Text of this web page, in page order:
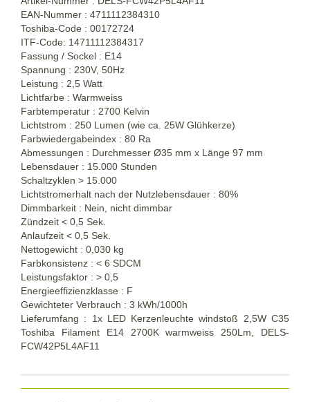
EAN-Nummer : 4711112384310
Toshiba-Code : 00172724
ITF-Code: 14711112384317
Fassung / Sockel : E14
Spannung : 230V, 50Hz
Leistung : 2,5 Watt
Lichtfarbe : Warmweiss
Farbtemperatur : 2700 Kelvin
Lichtstrom : 250 Lumen (wie ca. 25W Glühkerze)
Farbwiedergabeindex : 80 Ra
Abmessungen : Durchmesser Ø35 mm x Länge 97 mm
Lebensdauer : 15.000 Stunden
Schaltzyklen > 15.000
Lichtstromerhalt nach der Nutzlebensdauer : 80%
Dimmbarkeit : Nein, nicht dimmbar
Zündzeit < 0,5 Sek.
Anlaufzeit < 0,5 Sek.
Nettogewicht : 0,030 kg
Farbkonsistenz : < 6 SDCM
Leistungsfaktor : > 0,5
Energieeffizienzklasse : F
Gewichteter Verbrauch : 3 kWh/1000h
Lieferumfang : 1x LED Kerzenleuchte windstoß 2,5W C35
Toshiba Filament E14 2700K warmweiss 250Lm, DELS-
FCW42P5L4AF11